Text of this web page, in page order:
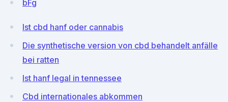
bFg
Ist cbd hanf oder cannabis
Die synthetische version von cbd behandelt anfälle
bei ratten
Ist hanf legal in tennessee
Cbd internationales abkommen